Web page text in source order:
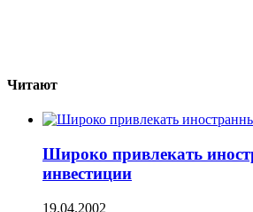
Читают
Широко привлекать
инвестиции
19.04.2002